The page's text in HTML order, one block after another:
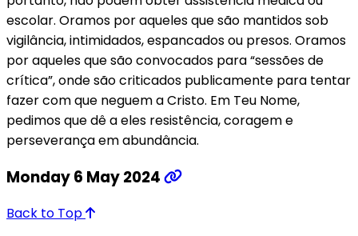
escolar. Oramos por aqueles que são mantidos sob
vigilância, intimidados, espancados ou presos. Oramos
por aqueles que são convocados para “sessões de
crítica”, onde são criticados publicamente para tentar
fazer com que neguem a Cristo. Em Teu Nome,
pedimos que dê a eles resistência, coragem e
perseverança em abundância.
Monday 6 May 2024
Back to Top